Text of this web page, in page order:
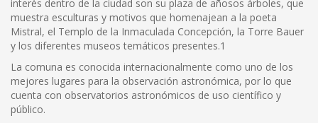
interés dentro de la ciudad son su plaza de añosos árboles, que
muestra esculturas y motivos que homenajean a la poeta
Mistral, el Templo de la Inmaculada Concepción, la Torre Bauer
y los diferentes museos temáticos presentes.1
La comuna es conocida internacionalmente como uno de los
mejores lugares para la observación astronómica, por lo que
cuenta con observatorios astronómicos de uso científico y
público.